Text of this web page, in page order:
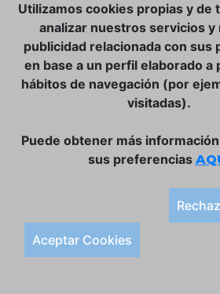
CLUB VINATER
CONTACTO
TIENDA ONLINE:
Plaça de la Llibertat, 22, 07760 Ciutadella
Tlf. 971 93 78 75
Utilizamos cookies propias y de
analizar nuestros servicios y
publicidad relacionada con sus
en base a un perfil elaborado a
hábitos de navegación (por
visitadas).
Puede obtener más
sus preferencias
Aceptar Cookies